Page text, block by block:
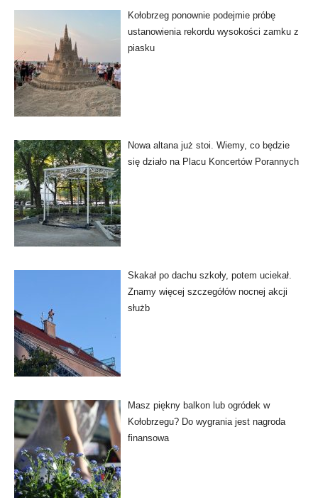
Kołobrzeg ponownie podejmie próbę
ustanowienia rekordu wysokości zamku z
piasku
Nowa altana już stoi. Wiemy, co będzie
się działo na Placu Koncertów Porannych
Skakał po dachu szkoły, potem uciekał.
Znamy więcej szczegółów nocnej akcji
służb
Masz piękny balkon lub ogródek w
Kołobrzegu? Do wygrania jest nagroda
finansowa